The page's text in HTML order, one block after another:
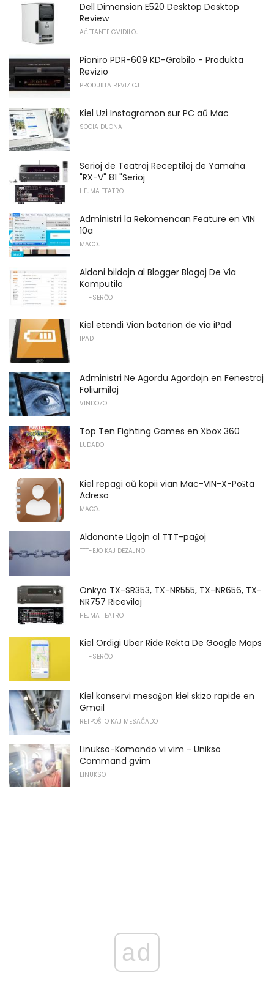
Dell Dimension E520 Desktop Desktop
Review
AĈETANTE GVIDILOJ
Pioniro PDR-609 KD-Grabilo - Produkta
Revizio
PRODUKTA REVIZIOJ
Kiel Uzi Instagramon sur PC aŭ Mac
SOCIA DUONA
Serioj de Teatraj Receptiloj de Yamaha
"RX-V" 81 "Serioj
HEJMA TEATRO
Administri la Rekomencan Feature en VIN
10a
MACOJ
Aldoni bildojn al Blogger Blogoj De Via
Komputilo
TTT-SERĈO
Kiel etendi Vian baterion de via iPad
IPAD
Administri Ne Agordu Agordojn en Fenestraj
Foliumiloj
VINDOZO
Top Ten Fighting Games en Xbox 360
LUDADO
Kiel repagi aŭ kopii vian Mac-VIN-X-Poŝta
Adreso
MACOJ
Aldonante Ligojn al TTT-paĝoj
TTT-EJO KAJ DEZAJNO
Onkyo TX-SR353, TX-NR555, TX-NR656, TX-
NR757 Riceviloj
HEJMA TEATRO
Kiel Ordigi Uber Ride Rekta De Google Maps
TTT-SERĈO
Kiel konservi mesaĝon kiel skizo rapide en
Gmail
RETPOŜTO KAJ MESAĜADO
Linukso-Komando vi vim - Unikso
Command gvim
LINUKSO
ad